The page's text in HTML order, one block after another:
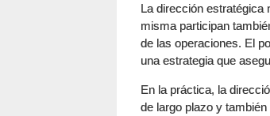
La dirección estratégica
misma participan
de las operaciones. El
una estrategia que
En la práctica, la
de largo plazo y